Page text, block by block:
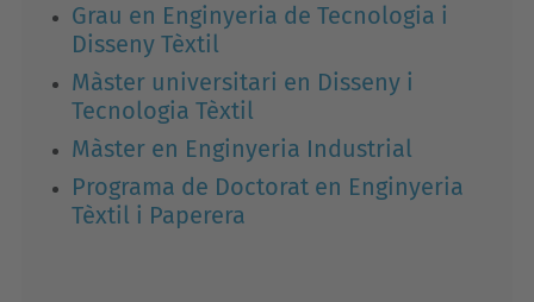
Grau en Enginyeria de Tecnologia i
Disseny Tèxtil
Màster universitari en Disseny i
Tecnologia Tèxtil
Màster en Enginyeria Industrial
Programa de Doctorat en Enginyeria
Tèxtil i Paperera